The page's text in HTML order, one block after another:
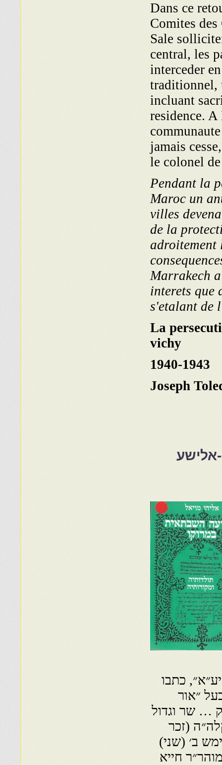
Dans ce
Comites des
Sale
central, les
interceder
traditionnel,
incluant
residence.
jamais
le colonel
Pendant la
Maroc un
villes
de la
adroitement
Marrakech
interets que
s'etalant de
La
vichy
1940-1943
Joseph
אלישע
כתבו
״אור
… שר וגדול
(זכר
ב׳ (שני)
חייא